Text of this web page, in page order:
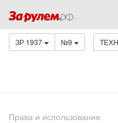
ЗР 1937 №9
Права и использование